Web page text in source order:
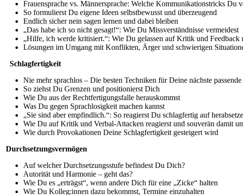
Frauensprache vs. Männersprache: Welche Kommunikationstricks Du
So formulierst Du eigene Ideen selbstbewusst und überzeugend
Endlich sicher nein sagen lernen und dabei bleiben
„Das habe ich so nicht gesagt!“: Wie Du Missverständnisse vermeidest
„Hilfe, ich werde kritisiert.“: Wie Du gelassen auf Kritik und Feedback
Lösungen im Umgang mit Konflikten, Ärger und schwierigen
Schlagfertigkeit
Nie mehr sprachlos – Die besten Techniken für Deine nächste
So ziehst Du Grenzen und positionierst Dich
Wie Du aus der Rechtfertigungsfalle herauskommst
Was Du gegen Sprachlosigkeit machen kannst
„Sie sind aber empfindlich.“: So reagierst Du schlagfertig auf
Wie Du auf Kritik und Verbal-Attacken reagierst und souverän damit
Wie durch Provokationen Deine Schlagfertigkeit gesteigert wird
Durchsetzungsvermögen
Auf welcher Durchsetzungsstufe befindest Du Dich?
Autorität und Harmonie – geht das?
Wie Du es „erträgst“, wenn andere Dich für eine „Zicke“ halten
Wie Du Kolleg:innen dazu bekommst, Termine einzuhalten